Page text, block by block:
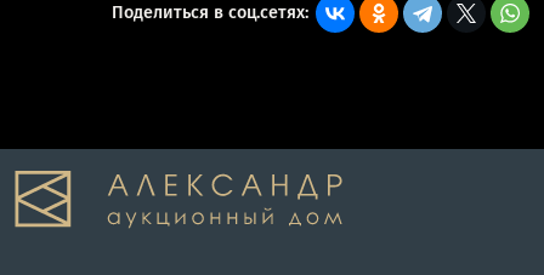
Поделиться в соц.сетях: